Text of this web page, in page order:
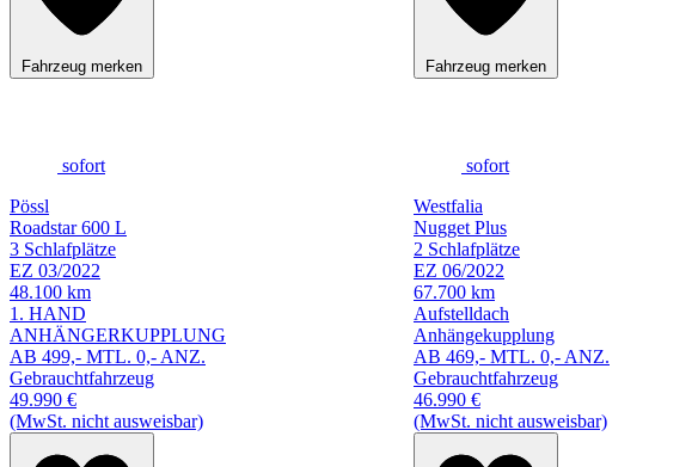
Fahrzeug merken Fahrzeug merken
sofort
Pössl
Roadstar 600 L
3 Schlafplätze
EZ 03/2022
48.100 km
1. HAND
ANHÄNGERKUPPLUNG
AB 499,- MTL. 0,- ANZ.
Gebrauchtfahrzeug
49.990 €
(MwSt. nicht ausweisbar)
sofort
Westfalia
Nugget Plus
2 Schlafplätze
EZ 06/2022
67.700 km
Aufstelldach
Anhängekupplung
AB 469,- MTL. 0,- ANZ.
Gebrauchtfahrzeug
46.990 €
(MwSt. nicht ausweisbar)